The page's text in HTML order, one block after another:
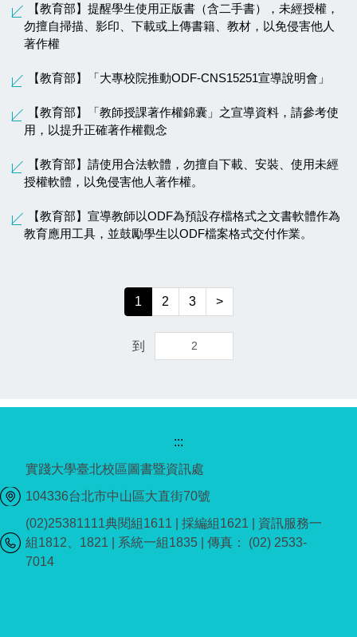
【教育部】提醒學生使用正版書（含二手書），未經授權，
勿擅自掃描、影印、下載或上傳書籍、教材，以免侵害他人
著作權
【教育部】「大專校院推動ODF-CNS15251宣導說明會」
【教育部】「教師授課著作權錦囊」之宣導資料，請參考使
用，以提升正確著作權觀念
【教育部】請使用合法軟體，勿擅自下載、安裝、使用未經
授權軟體，以免侵害他人著作權。
【教育部】宣導教師以ODF為預設存檔格式之文書軟體作為
教育應用工具，並鼓勵學生以ODF檔案格式交付作業。
1 2 3 >
到
:::
實踐大學臺北校區圖書暨資訊處
104336台北市中山區大直街70號
(02)25381111典閱組1611 | 採編組1621 | 資訊服務一
組1812、1821 | 系統一組1835 | 傳真： (02) 2533-
7014